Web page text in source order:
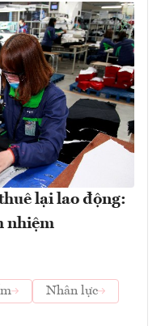
lại lao động:
nhiệm
Nhân lực